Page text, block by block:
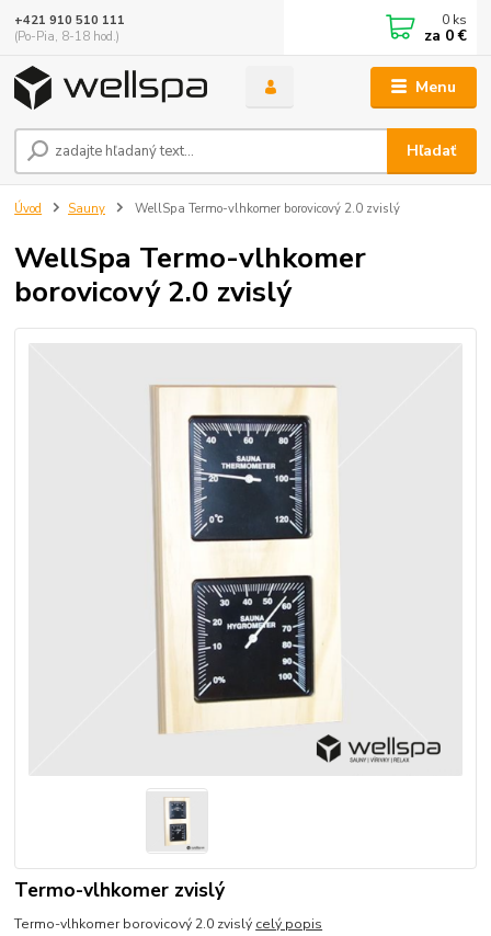
Menu
Hľadať
+421 910 510 111
(Po-Pia, 8-18 hod.)
0 ks
za 0 €
Úvod Sauny WellSpa Termo-vlhkomer borovicový 2.0 zvislý
WellSpa Termo-vlhkomer
borovicový 2.0 zvislý
Termo-vlhkomer zvislý
Termo-vlhkomer borovicový 2.0 zvislý celý popis